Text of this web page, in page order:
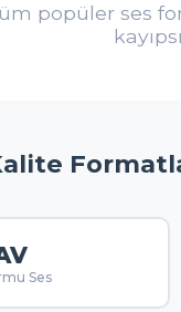
popüler ses
Ses